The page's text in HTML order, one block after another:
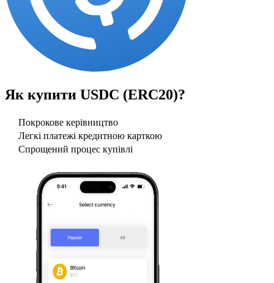
Як купити USDC (ERC20)?
Покрокове керівництво
Легкі платежі кредитною карткою
Спрощений процес купівлі